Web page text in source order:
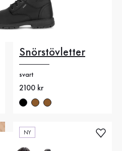
Snörstövletter
svart
Nytt pris
2100 kr
NY